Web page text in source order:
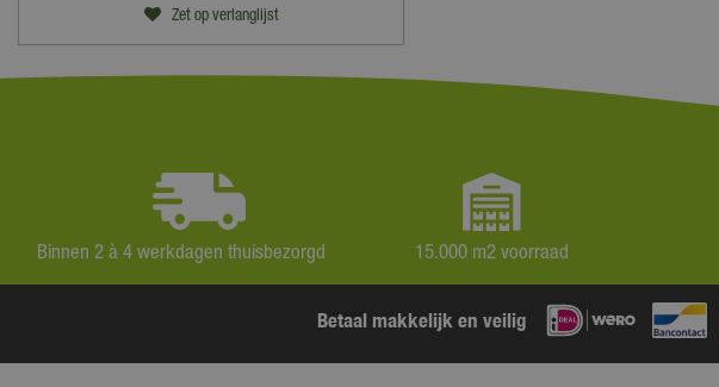
Zet op verlanglijst
Binnen 2 à 4 werkdagen thuisbezorgd 15.000 m2 voorraad
Betaal makkelijk en veilig